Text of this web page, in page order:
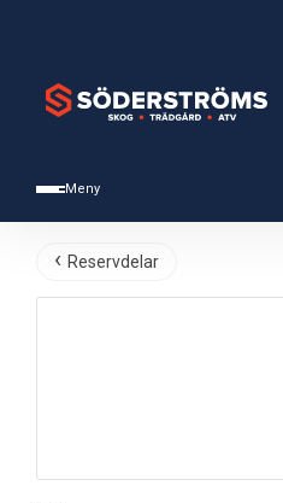
Meny
Reservdelar